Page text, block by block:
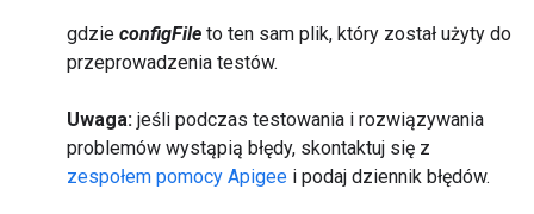
gdzie configFile to ten sam plik, który został użyty do
przeprowadzenia testów.
Uwaga: jeśli podczas testowania i rozwiązywania
problemów wystąpią błędy, skontaktuj się z
zespołem pomocy Apigee i podaj dziennik błędów.